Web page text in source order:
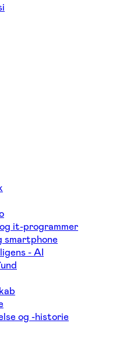
it-programmer
smartphone
- AI
og -historie